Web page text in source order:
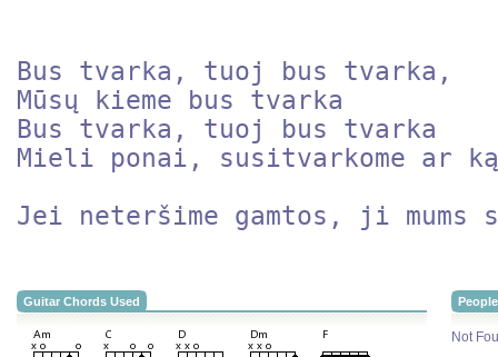
Bus tvarka, tuoj bus tvarka,
Mūsų kieme bus tvarka
Bus tvarka, tuoj bus tvarka
Mieli ponai, susitvarkome ar
Jei neteršime gamtos, ji mums
Guitar Chords Used
Not